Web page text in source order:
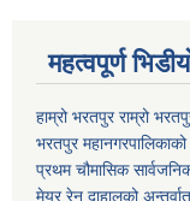
महत्वपूर्ण
हाम्रो भरतपुर राम्रो
भरतपुर
प्रथम चौमासिक
मेयर रेनु दाहालको